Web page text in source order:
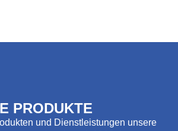
PRODUKTE
und Dienstleistungen unsere